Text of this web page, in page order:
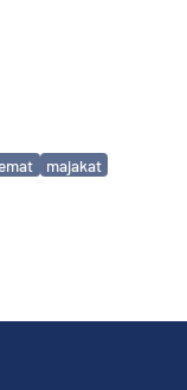
majakat